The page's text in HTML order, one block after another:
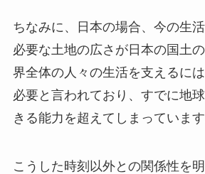
ちなみに、日本の場合、今の生
必要な土地の広さが日本の国土
界全体の人々の生活を支えるに
必要と言われており、すでに地
きる能力を超えてしまっています
こうした時刻以外との関係性を